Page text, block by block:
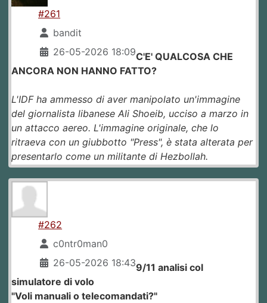
#261
bandit
26-05-2026 18:09C'E' QUALCOSA CHE
ANCORA NON HANNO FATTO?
L'IDF ha ammesso di aver manipolato un'immagine
del giornalista libanese Ali Shoeib, ucciso a marzo in
un attacco aereo. L'immagine originale, che lo
ritraeva con un giubbotto "Press", è stata alterata per
presentarlo come un militante di Hezbollah.
#262
c0ntr0man0
26-05-2026 18:439/11 analisi col
simulatore di volo
"Voli manuali o telecomandati?"